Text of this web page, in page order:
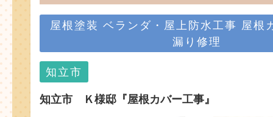
屋根塗装 ベランダ・屋上防水工事 屋根
漏り修理
知立市
知立市 Ｋ様邸『屋根カバー工事』